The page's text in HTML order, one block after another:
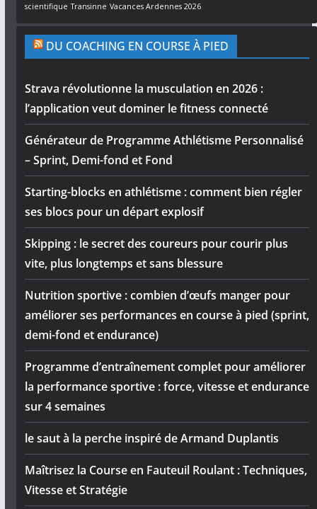
scientifique Transinne Vacances Ardennes 2026
DU COACHING EN COURSE À PIED
Strava révolutionne la musculation en 2026 :
l’application veut dominer le fitness connecté
Générateur de Programme Athlétisme Personnalisé
– Sprint, Demi-fond et Fond
Starting-blocks en athlétisme : comment bien régler
ses blocs pour un départ explosif
Skipping : le secret des coureurs pour courir plus
vite, plus longtemps et sans blessure
Nutrition sportive : combien d’œufs manger pour
améliorer ses performances en course à pied (sprint,
demi-fond et endurance)
Programme d’entraînement complet pour améliorer
la performance sportive : force, vitesse et endurance
sur 4 semaines
le saut à la perche inspiré de Armand Duplantis
Maîtrisez la Course en Fauteuil Roulant : Techniques,
Vitesse et Stratégie